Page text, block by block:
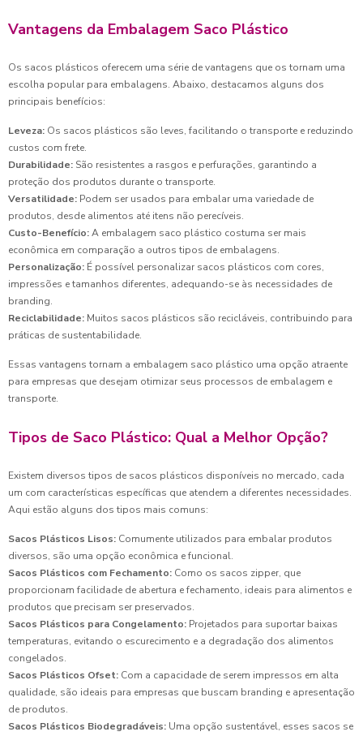
Vantagens da Embalagem Saco Plástico
Os sacos plásticos oferecem uma série de vantagens que os tornam uma
escolha popular para embalagens. Abaixo, destacamos alguns dos
principais benefícios:
Leveza: Os sacos plásticos são leves, facilitando o transporte e reduzindo
custos com frete.
Durabilidade: São resistentes a rasgos e perfurações, garantindo a
proteção dos produtos durante o transporte.
Versatilidade: Podem ser usados para embalar uma variedade de
produtos, desde alimentos até itens não perecíveis.
Custo-Benefício:A embalagem saco plástico costuma ser mais
econômica em comparação a outros tipos de embalagens.
Personalização: É possível personalizar sacos plásticos com cores,
impressões e tamanhos diferentes, adequando-se às necessidades de
branding.
Reciclabilidade: Muitos sacos plásticos são recicláveis, contribuindo para
práticas de sustentabilidade.
Essas vantagens tornam a embalagem saco plástico uma opção atraente
para empresas que desejam otimizar seus processos de embalagem e
transporte.
Tipos de Saco Plástico: Qual a Melhor Opção?
Existem diversos tipos de sacos plásticos disponíveis no mercado, cada
um com características específicas que atendem a diferentes necessidades.
Aqui estão alguns dos tipos mais comuns:
Sacos Plásticos Lisos: Comumente utilizados para embalar produtos
diversos, são uma opção econômica e funcional.
Sacos Plásticos com Fechamento: Como os sacos zipper, que
proporcionam facilidade de abertura e fechamento, ideais para alimentos e
produtos que precisam ser preservados.
Sacos Plásticos para Congelamento: Projetados para suportar baixas
temperaturas, evitando o escurecimento e a degradação dos alimentos
congelados.
Sacos Plásticos Ofset: Com a capacidade de serem impressos em alta
qualidade, são ideais para empresas que buscam branding e apresentação
de produtos.
Sacos Plásticos Biodegradáveis: Uma opção sustentável, esses sacos se